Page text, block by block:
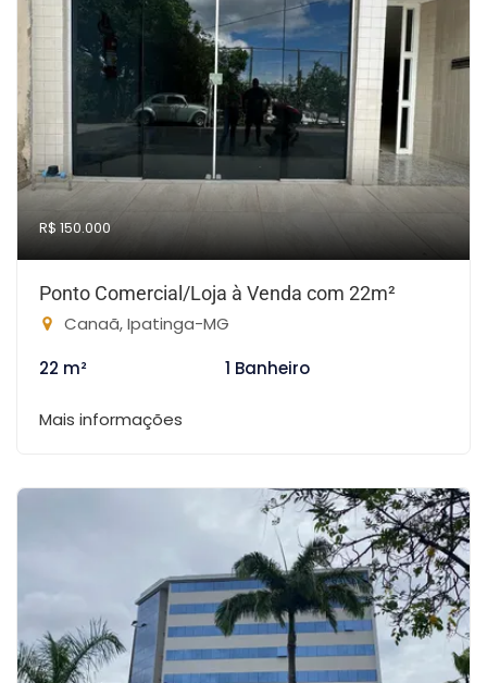
R$ 150.000
Ponto Comercial/Loja à Venda com 22m²
Canaã, Ipatinga-MG
22 m²
1 Banheiro
Mais informações